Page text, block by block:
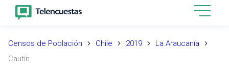
Censos de Población Chile 2019
La Araucanía
Cautín